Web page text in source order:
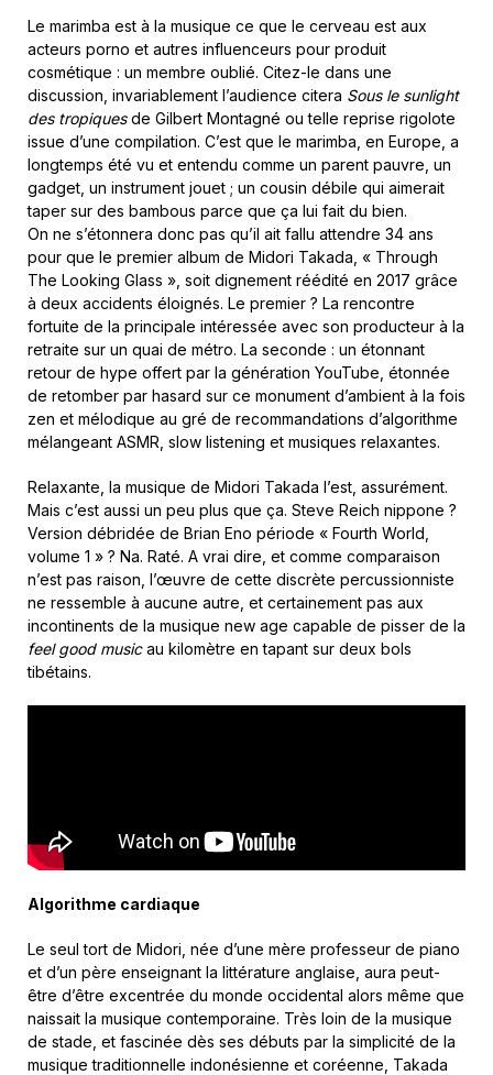
Le marimba est à la musique ce que le cerveau est aux
acteurs porno et autres influenceurs pour produit
cosmétique : un membre oublié. Citez-le dans une
discussion, invariablement l’audience citera Sous le sunlight
des tropiquesde Gilbert Montagné ou telle reprise rigolote
issue d’une compilation. C’est que le marimba, en Europe, a
longtemps été vu et entendu comme un parent pauvre, un
gadget, un instrument jouet ; un cousin débile qui aimerait
taper sur des bambous parce que ça lui fait du bien.
On ne s’étonnera donc pas qu’il ait fallu attendre 34 ans
pour que le premier album de Midori Takada, « Through
The Looking Glass », soit dignement réédité en 2017 grâce
à deux accidents éloignés. Le premier ? La rencontre
fortuite de la principale intéressée avec son producteur à la
retraite sur un quai de métro. La seconde : un étonnant
retour de hype offert par la génération YouTube, étonnée
de retomber par hasard sur ce monument d’ambient à la fois
zen et mélodique au gré de recommandations d’algorithme
mélangeant ASMR, slow listening et musiques relaxantes.
Relaxante, la musique de Midori Takada l’est, assurément.
Mais c’est aussi un peu plus que ça. Steve Reich nippone ?
Version débridée de Brian Eno période « Fourth World,
volume 1 » ? Na. Raté. A vrai dire, et comme comparaison
n’est pas raison, l’œuvre de cette discrète percussionniste
ne ressemble à aucune autre, et certainement pas aux
incontinents de la musique new age capable de pisser de la
feel good musicau kilomètre en tapant sur deux bols
tibétains.
Algorithme cardiaque
Le seul tort de Midori, née d’une mère professeur de piano
et d’un père enseignant la littérature anglaise, aura peut-
être d’être excentrée du monde occidental alors même que
naissait la musique contemporaine. Très loin de la musique
de stade, et fascinée dès ses débuts par la simplicité de la
musique traditionnelle indonésienne et coréenne, Takada